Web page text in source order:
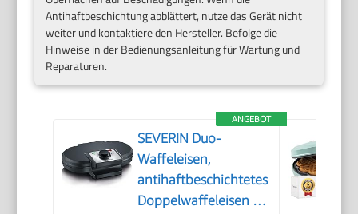
Antihaftbeschichtung abblättert, nutze das Gerät nicht
weiter und kontaktiere den Hersteller. Befolge die
Hinweise in der Bedienungsanleitung für Wartung und
Reparaturen.
ANGEBOT
SEVERIN Duo-
Waffeleisen,
antihaftbeschichtetes
Doppelwaffeleisen für